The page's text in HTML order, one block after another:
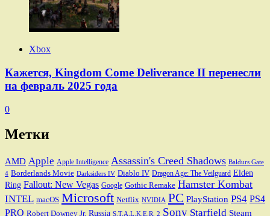
Xbox
Кажется, Kingdom Come Deliverance II перенесли
на февраль 2025 года
0
Метки
AMD Apple Apple Intelligence Assassin's Creed Shadows Baldurs Gate
4 Borderlands Movie Darksiders IV Diablo IV Dragon Age: The Veilguard Elden
Ring Fallout: New Vegas Google Gothic Remake Hamster Kombat
INTEL macOS Microsoft Netflix NVIDIA PC PlayStation PS4 PS4
PRO Robert Downey Jr. Russia S.T.A.L.K.E.R. 2 Sony Starfield Steam